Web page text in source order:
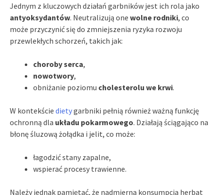
Jednym z kluczowych działań garbników jest ich rola jako
antyoksydantów. Neutralizują one wolne rodniki, co
może przyczynić się do zmniejszenia ryzyka rozwoju
przewlekłych schorzeń, takich jak:
choroby serca,
nowotwory,
obniżanie poziomu cholesterolu we krwi.
W kontekście dietygarbniki pełnią również ważną funkcję
ochronną dla układu pokarmowego. Działają ściągająco na
błonę śluzową żołądka i jelit, co może:
łagodzić stany zapalne,
wspierać procesy trawienne.
Należy jednak pamiętać, że nadmierna konsumpcja herbat